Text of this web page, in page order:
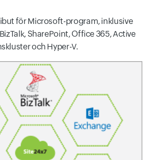
för Microsoft-program, inklusive
SharePoint, Office 365, Active
och Hyper-V.